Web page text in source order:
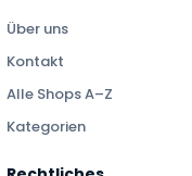
Über uns
Kontakt
Alle Shops A–Z
Kategorien